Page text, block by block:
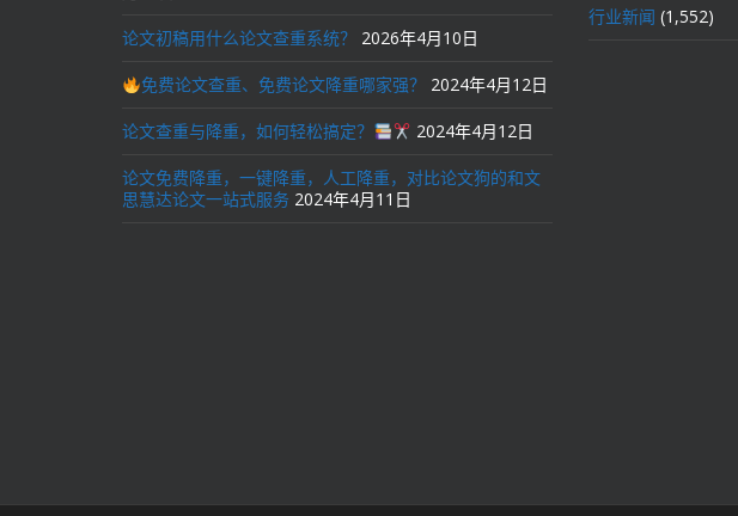
论文初稿用什么论文查重系统？ 2026年4月10日
免费论文查重、免费论文降重哪家强？ 2024年4月12日
论文查重与降重，如何轻松搞定？ 2024年4月12日
论文免费降重，一键降重，人工降重，对比论文狗的和文
思慧达论文一站式服务 2024年4月11日
行业新闻 (1,552)